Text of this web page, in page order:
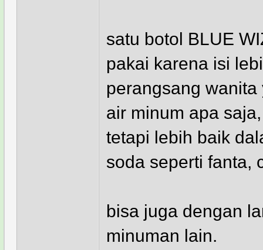
satu botol BLUE
pakai karena isi
perangsang
air minum apa
tetapi lebih baik
soda seperti fanta,
bisa juga dengan
minuman lain.